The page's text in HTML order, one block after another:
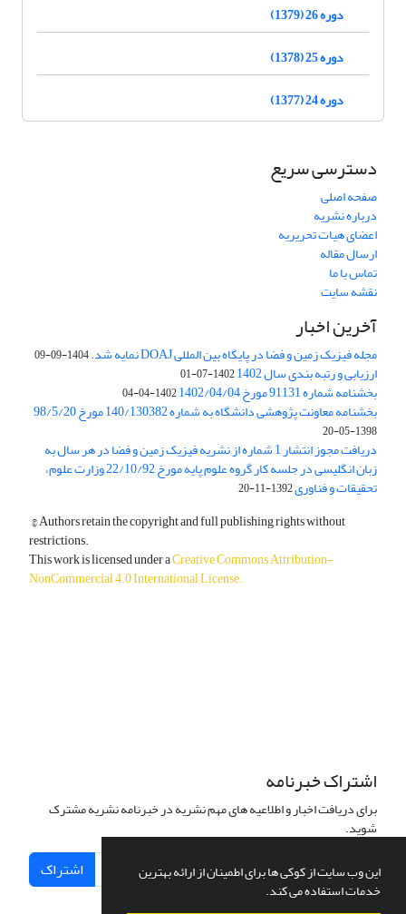
این وب سایت از کوکی ها برای اطمینان از ارائه بهترین
خدمات استفاده می کند.
دوره 26 (1379)
دوره 25 (1378)
دوره 24 (1377)
دسترسی سریع
صفحه اصلی
درباره نشریه
اعضای هیات تحریریه
ارسال مقاله
تماس با ما
نقشه سایت
آخرین اخبار
مجله فیزیک زمین و فضا در پایگاه بین المللی DOAJ نمایه شد. 1404-09-09
ارزیابی و رتبه بندی سال 1402 1402-07-01
بخشنامه شماره 91131 مورخ 1402/04/04 1402-04-04
بخشنامه معاونت پژوهشی دانشگاه به شماره 140/130382 مورخ 98/5/20
1398-05-20
دریافت مجوز انتشار 1 شماره از نشریه فیزیک زمین و فضا در هر سال به
زبان انگلیسی در جلسه کار گروه علوم پایه مورخ 22/10/92 وزارت علوم،
تحقیقات و فناوری1392-11-20
© Authors retain the copyright and full publishing rights without
restrictions.
This work is licensed under aCreative Commons Attribution-
NonCommercial 4.0 International License.
اشتراک خبرنامه
برای دریافت اخبار و اطلاعیه های مهم نشریه در خبرنامه نشریه مشترک
شوید.
اشتراک